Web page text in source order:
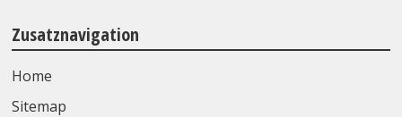
Zusatznavigation
Home
Sitemap